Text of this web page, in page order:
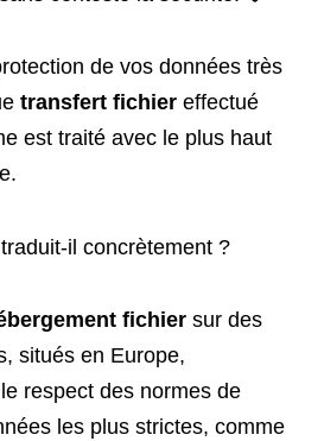
de vos données très
transfert fichiereffectué
est traité avec le plus haut
il concrètement ?
fichiersur des
situés en Europe,
respect des normes de
les plus strictes, comme